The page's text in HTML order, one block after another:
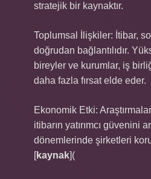
stratejik bir kaynaktır.
Toplumsal İlişkiler: İtibar,
doğrudan bağlantılıdır.
bireyler ve kurumlar, iş
daha fazla fırsat elde eder.
Ekonomik Etki:
itibarın yatırımcı güvenini
dönemlerinde şirketleri
[kaynak](